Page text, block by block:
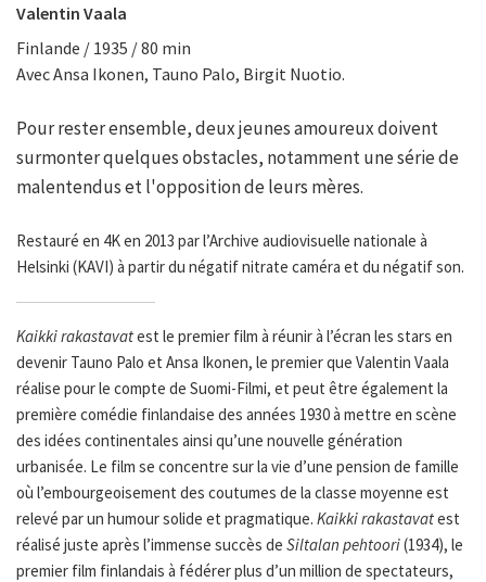
Valentin Vaala
Finlande / 1935 / 80 min
Avec Ansa Ikonen, Tauno Palo, Birgit Nuotio.
Pour rester ensemble, deux jeunes amoureux doivent
surmonter quelques obstacles, notamment une série de
malentendus et l'opposition de leurs mères.
Restauré en 4K en 2013 par l’Archive audiovisuelle nationale à
Helsinki (KAVI) à partir du négatif nitrate caméra et du négatif son.
Kaikki rakastavatest le premier film à réunir à l’écran les stars en
devenir Tauno Palo et Ansa Ikonen, le premier que Valentin Vaala
réalise pour le compte de Suomi-Filmi, et peut être également la
première comédie finlandaise des années 1930 à mettre en scène
des idées continentales ainsi qu’une nouvelle génération
urbanisée. Le film se concentre sur la vie d’une pension de famille
où l’embourgeoisement des coutumes de la classe moyenne est
relevé par un humour solide et pragmatique. Kaikki rakastavatest
réalisé juste après l’immense succès de Siltalan pehtoori(1934), le
premier film finlandais à fédérer plus d’un million de spectateurs,